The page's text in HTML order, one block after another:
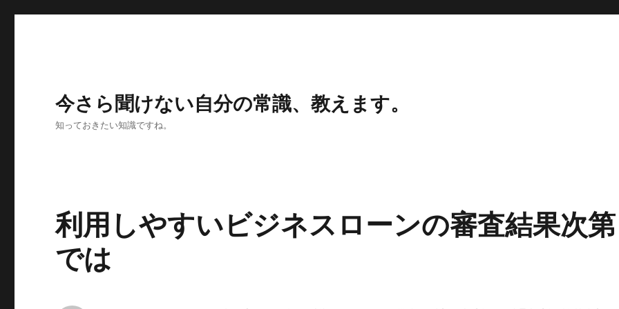
今さら聞けない自分の常識、教えます。
知っておきたい知識ですね。
利用しやすいビジネスローンの審査結果次第
では